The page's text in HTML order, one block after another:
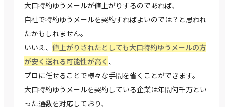
大口特約ゆうメールが値上がりするのであれば、
自社で特約ゆうメールを契約すればよいのでは？と思われ
たかもしれません。
いいえ、 値上がりされたとしても大口特約ゆうメールの方
が安く送れる可能性が高く 、
プロに任せることで様々な手間を省くことができます。
大口特約ゆうメールを契約している企業は年間何千万とい
った通数を対応しており、